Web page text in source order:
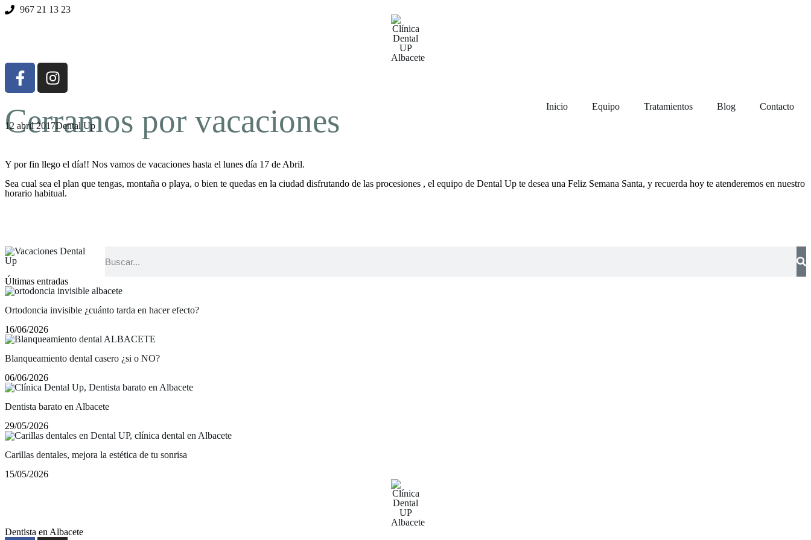
967 21 13 23
Inicio Equipo Tratamientos Blog Contacto
Cerramos por vacaciones
12 abril 2017Dental Up
Y por fin llego el día!! Nos vamos de vacaciones hasta el lunes día 17 de Abril.
Sea cual sea el plan que tengas, montaña o playa, o bien te quedas en la ciudad disfrutando de las procesiones , el equipo de Dental Up te desea una Feliz Semana Santa, y recuerda hoy te atenderemos en nuestro
horario habitual.
Últimas entradas
Ortodoncia invisible ¿cuánto tarda en hacer efecto?
16/06/2026
Blanqueamiento dental casero ¿si o NO?
06/06/2026
Dentista barato en Albacete
29/05/2026
Carillas dentales, mejora la estética de tu sonrisa
15/05/2026
Dentista en Albacete